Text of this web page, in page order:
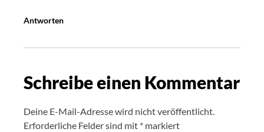
Antworten
Schreibe einen Kommentar
Deine E-Mail-Adresse wird nicht veröffentlicht.
Erforderliche Felder sind mit * markiert